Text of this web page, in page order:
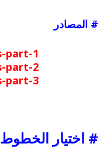
# المصادر
part-1
part-2
part-3
# اختيار الخطوط